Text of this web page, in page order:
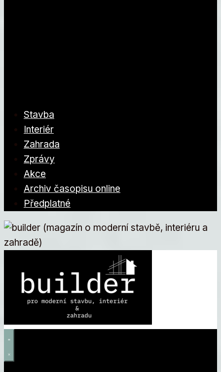
Stavba
Interiér
Zahrada
Zprávy
Akce
Archiv časopisu online
Předplatné